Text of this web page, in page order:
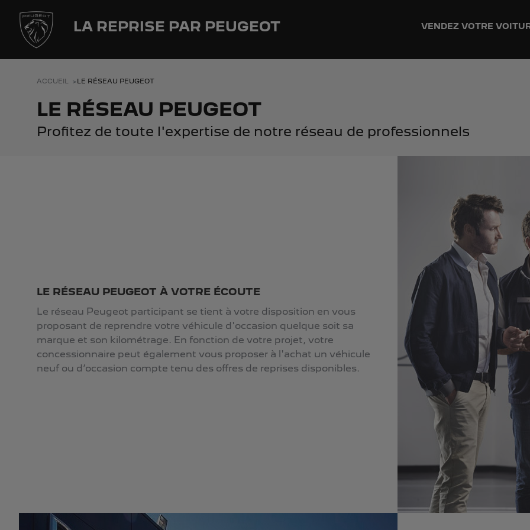
LA REPRISE PAR PEUGEOT VENDEZ VOTRE
ACCUEIL LE RÉSEAU PEUGEOT
LE RÉSEAU PEUGEOT
Profitez de toute l'expertise de notre réseau de professionnels
LE RÉSEAU PEUGEOT À VOTRE ÉCOUTE
Le réseau Peugeot participant se tient à votre disposition en vous
proposant de reprendre votre véhicule d'occasion quelque soit sa
marque et son kilométrage. En fonction de votre projet, votre
concessionnaire peut également vous proposer à l'achat un véhicule
neuf ou d’occasion compte tenu des offres de reprises disponibles.